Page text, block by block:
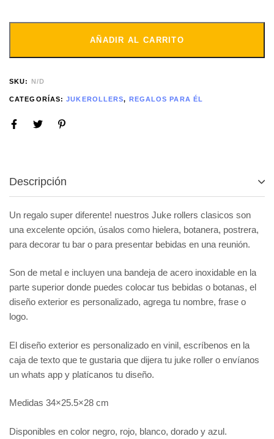
AÑADIR AL CARRITO
SKU: N/D
CATEGORÍAS:JUKEROLLERS, REGALOS PARA ÉL
Descripción
Un regalo super diferente! nuestros Juke rollers clasicos son
una excelente opción, úsalos como hielera, botanera, postrera,
para decorar tu bar o para presentar bebidas en una reunión.
Son de metal e incluyen una bandeja de acero inoxidable en la
parte superior donde puedes colocar tus bebidas o botanas, el
diseño exterior es personalizado, agrega tu nombre, frase o
logo.
El diseño exterior es personalizado en vinil, escríbenos en la
caja de texto que te gustaria que dijera tu juke roller o envíanos
un whats app y platícanos tu diseño.
Medidas 34×25.5×28 cm
Disponibles en color negro, rojo, blanco, dorado y azul.